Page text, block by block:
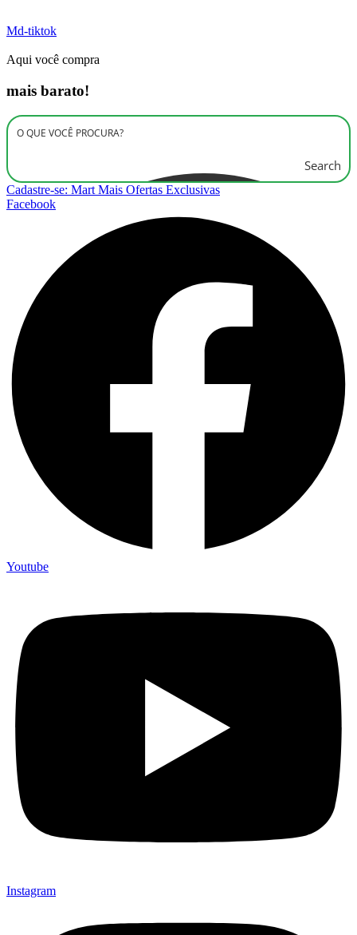
Md-tiktok
Aqui você compra
mais barato!
Search
Cadastre-se: Mart Mais Ofertas Exclusivas
Facebook
Youtube
Instagram